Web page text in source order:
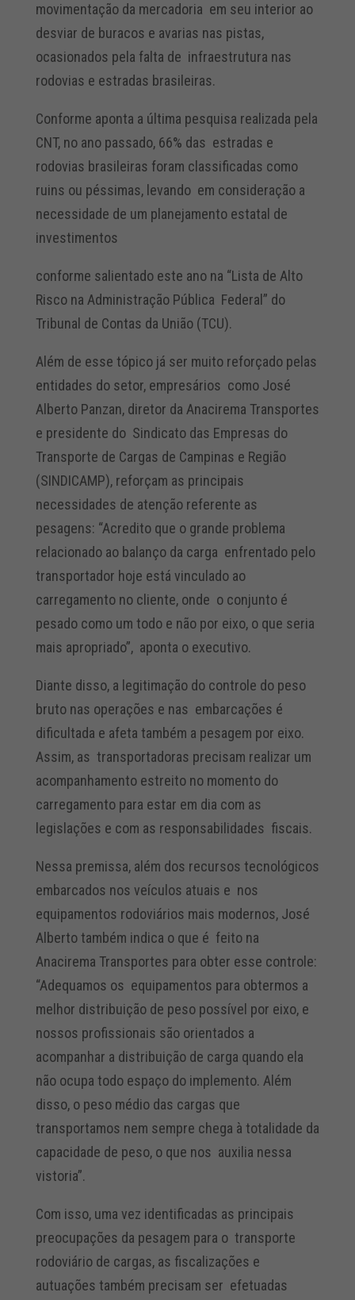
movimentação da mercadoria em seu interior ao
desviar de buracos e avarias nas pistas,
ocasionados pela falta de infraestrutura nas
rodovias e estradas brasileiras.
Conforme aponta a última pesquisa realizada pela
CNT, no ano passado, 66% das estradas e
rodovias brasileiras foram classificadas como
ruins ou péssimas, levando em consideração a
necessidade de um planejamento estatal de
investimentos
conforme salientado este ano na “Lista de Alto
Risco na Administração Pública Federal” do
Tribunal de Contas da União (TCU).
Além de esse tópico já ser muito reforçado pelas
entidades do setor, empresários como José
Alberto Panzan, diretor da Anacirema Transportes
e presidente do Sindicato das Empresas do
Transporte de Cargas de Campinas e Região
(SINDICAMP), reforçam as principais
necessidades de atenção referente as
pesagens: “Acredito que o grande problema
relacionado ao balanço da carga enfrentado pelo
transportador hoje está vinculado ao
carregamento no cliente, onde o conjunto é
pesado como um todo e não por eixo, o que seria
mais apropriado”, aponta o executivo.
Diante disso, a legitimação do controle do peso
bruto nas operações e nas embarcações é
dificultada e afeta também a pesagem por eixo.
Assim, as transportadoras precisam realizar um
acompanhamento estreito no momento do
carregamento para estar em dia com as
legislações e com as responsabilidades fiscais.
Nessa premissa, além dos recursos tecnológicos
embarcados nos veículos atuais e nos
equipamentos rodoviários mais modernos, José
Alberto também indica o que é feito na
Anacirema Transportes para obter esse controle:
“Adequamos os equipamentos para obtermos a
melhor distribuição de peso possível por eixo, e
nossos profissionais são orientados a
acompanhar a distribuição de carga quando ela
não ocupa todo espaço do implemento. Além
disso, o peso médio das cargas que
transportamos nem sempre chega à totalidade da
capacidade de peso, o que nos auxilia nessa
vistoria”.
Com isso, uma vez identificadas as principais
preocupações da pesagem para o transporte
rodoviário de cargas, as fiscalizações e
autuações também precisam ser efetuadas